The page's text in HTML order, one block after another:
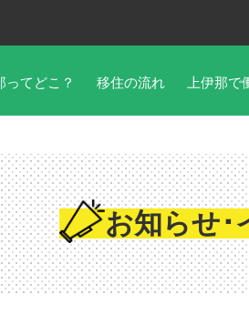
ってどこ？ 移住の流れ 上伊那で
お知らせ･